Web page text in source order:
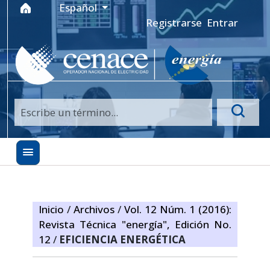
Ir al menú de navegación principal
Ir al contenido principal
Ir al pie de página del sitio
Idioma
Español
Registrarse Entrar
Inicio / Archivos / Vol. 12 Núm. 1 (2016):
Revista Técnica "energía", Edición No.
12 / EFICIENCIA ENERGÉTICA